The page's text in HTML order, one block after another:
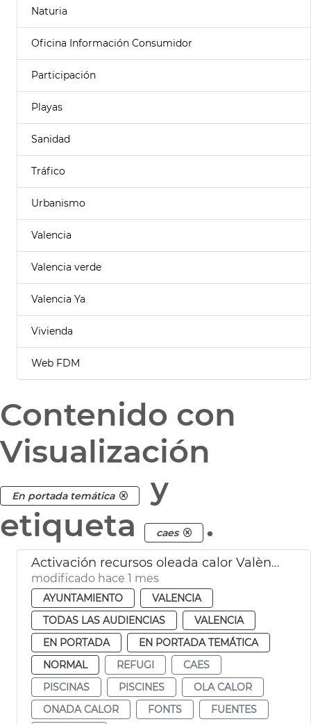
Naturia
Oficina Información Consumidor
Participación
Playas
Sanidad
Tráfico
Urbanismo
Valencia
Valencia verde
Valencia Ya
Vivienda
Web FDM
Contenido con
Visualización
En portada temática
y
etiqueta
caes .
Activación recursos oleada calor València
modificado hace 1 mes
AYUNTAMIENTO
VALENCIA
TODAS LAS AUDIENCIAS
VALENCIA
EN PORTADA
EN PORTADA TEMÁTICA
NORMAL
REFUGI
CAES
PISCINAS
PISCINES
OLA CALOR
ONADA CALOR
FONTS
FUENTES